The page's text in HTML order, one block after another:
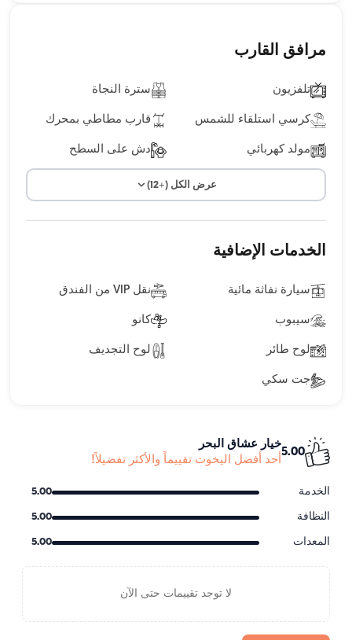
مرافق القارب
تلفزيون سترة النجاة
كرسي استلقاء للشمس قارب مطاطي بمحرك
مولد كهربائي دش على السطح
عرض الكل (+12)
الخدمات الإضافية
سيارة نفاثة مائية نقل VIP من الفندق
سيبوب كانو
لوح طائر لوح التجديف
جت سكي
5.00
خيار عشاق البحر
أحد أفضل اليخوت تقييماً والأكثر تفضيلاً!
الخدمة 5.00
النظافة 5.00
المعدات 5.00
لا توجد تقييمات حتى الآن